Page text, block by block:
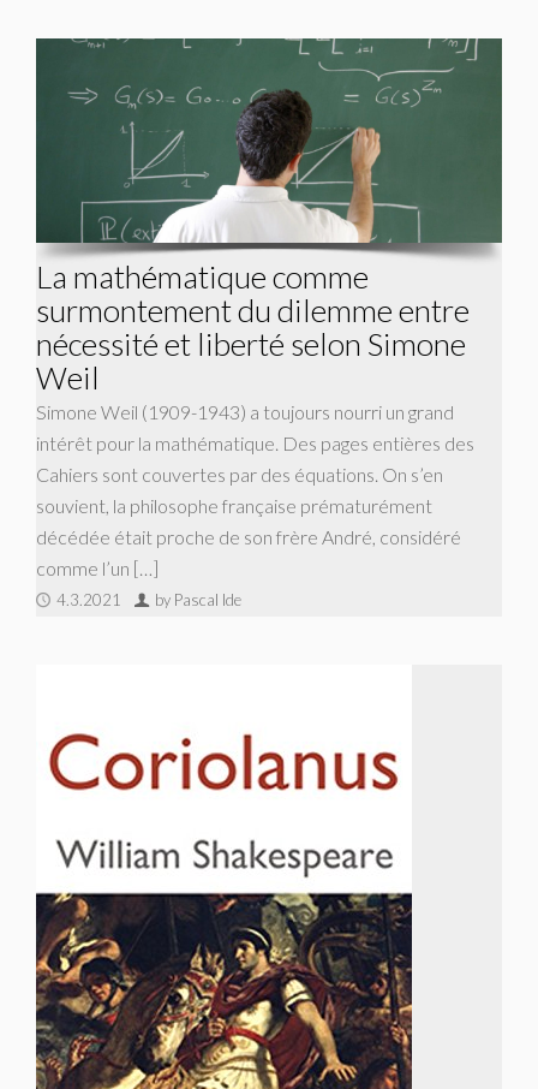
La mathématique comme
surmontement du dilemme entre
nécessité et liberté selon Simone
Weil
Simone Weil (1909-1943) a toujours nourri un grand
intérêt pour la mathématique. Des pages entières des
Cahiers sont couvertes par des équations. On s’en
souvient, la philosophe française prématurément
décédée était proche de son frère André, considéré
comme l’un […]
4.3.2021 by Pascal Ide